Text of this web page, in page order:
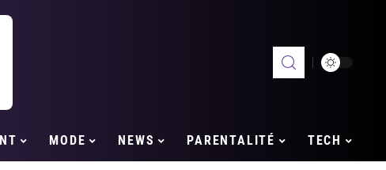
MODE NEWS PARENTALITÉ TECH